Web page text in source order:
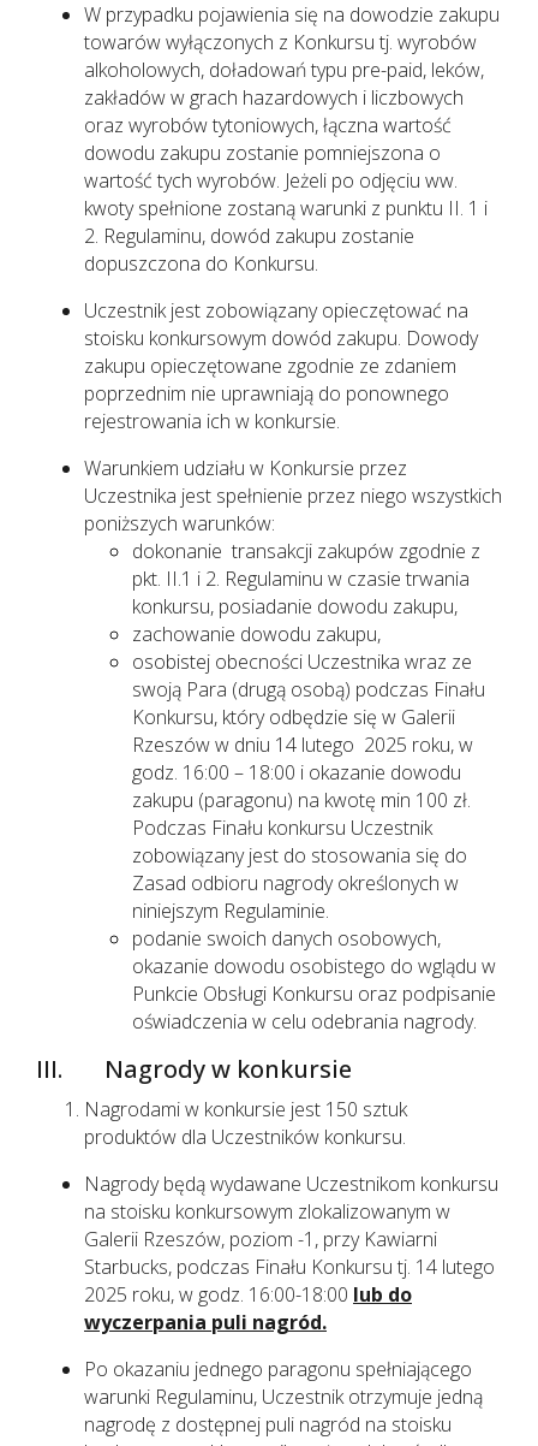
W przypadku pojawienia się na dowodzie zakupu
towarów wyłączonych z Konkursu tj. wyrobów
alkoholowych, doładowań typu pre-paid, leków,
zakładów w grach hazardowych i liczbowych
oraz wyrobów tytoniowych, łączna wartość
dowodu zakupu zostanie pomniejszona o
wartość tych wyrobów. Jeżeli po odjęciu ww.
kwoty spełnione zostaną warunki z punktu II. 1 i
2. Regulaminu, dowód zakupu zostanie
dopuszczona do Konkursu.
Uczestnik jest zobowiązany opieczętować na
stoisku konkursowym dowód zakupu. Dowody
zakupu opieczętowane zgodnie ze zdaniem
poprzednim nie uprawniają do ponownego
rejestrowania ich w konkursie.
Warunkiem udziału w Konkursie przez
Uczestnika jest spełnienie przez niego wszystkich
poniższych warunków:
dokonanie transakcji zakupów zgodnie z
pkt. II.1 i 2. Regulaminu w czasie trwania
konkursu, posiadanie dowodu zakupu,
zachowanie dowodu zakupu,
osobistej obecności Uczestnika wraz ze
swoją Para (drugą osobą) podczas Finału
Konkursu, który odbędzie się w Galerii
Rzeszów w dniu 14 lutego 2025 roku, w
godz. 16:00 – 18:00 i okazanie dowodu
zakupu (paragonu) na kwotę min 100 zł.
Podczas Finału konkursu Uczestnik
zobowiązany jest do stosowania się do
Zasad odbioru nagrody określonych w
niniejszym Regulaminie.
podanie swoich danych osobowych,
okazanie dowodu osobistego do wglądu w
Punkcie Obsługi Konkursu oraz podpisanie
oświadczenia w celu odebrania nagrody.
III. Nagrody w konkursie
Nagrodami w konkursie jest 150 sztuk
produktów dla Uczestników konkursu.
Nagrody będą wydawane Uczestnikom konkursu
na stoisku konkursowym zlokalizowanym w
Galerii Rzeszów, poziom -1, przy Kawiarni
Starbucks, podczas Finału Konkursu tj. 14 lutego
2025 roku, w godz. 16:00-18:00 lub do
wyczerpania puli nagród.
Po okazaniu jednego paragonu spełniającego
warunki Regulaminu, Uczestnik otrzymuje jedną
nagrodę z dostępnej puli nagród na stoisku